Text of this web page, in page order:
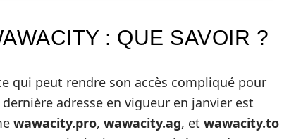
: QUE SAVOIR ?
qui peut rendre son accès compliqué pour
adresse en vigueur en janvier est
wawacity.pro, wawacity.ag, et wawacity.to